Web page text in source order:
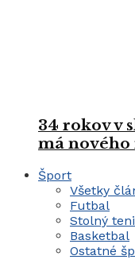
34 rokov v
má
Šport
Všetky
Futbal
Stolný
Basketbal
Ostatné